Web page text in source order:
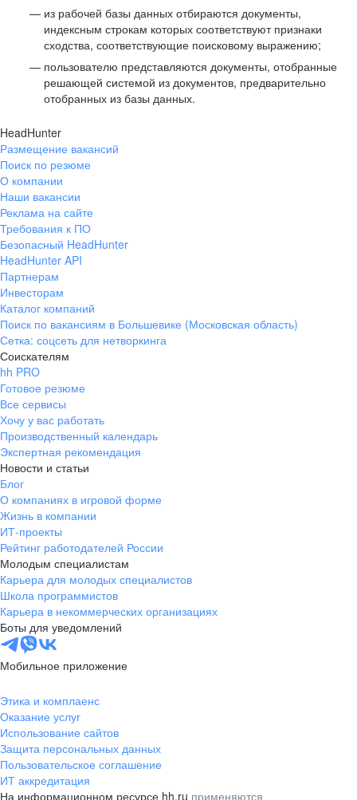
из рабочей базы данных отбираются документы,
индексным строкам которых соответствуют признаки
сходства, соответствующие поисковому выражению;
пользователю представляются документы, отобранные
решающей системой из документов, предварительно
отобранных из базы данных.
HeadHunter
Размещение вакансий
Поиск по резюме
О компании
Наши вакансии
Реклама на сайте
Требования к ПО
Безопасный HeadHunter
HeadHunter API
Партнерам
Инвесторам
Каталог компаний
Поиск по вакансиям в Большевике (Московская область)
Сетка: соцсеть для нетворкинга
Соискателям
hh PRO
Готовое резюме
Все сервисы
Хочу у вас работать
Производственный календарь
Экспертная рекомендация
Новости и статьи
Блог
О компаниях в игровой форме
Жизнь в компании
ИТ-проекты
Рейтинг работодателей России
Молодым специалистам
Карьера для молодых специалистов
Школа программистов
Карьера в некоммерческих организациях
Боты для уведомлений
Мобильное приложение
Этика и комплаенс
Оказание услуг
Использование сайтов
Защита персональных данных
Пользовательское соглашение
ИТ аккредитация
На информационном ресурсе hh.ru применяются